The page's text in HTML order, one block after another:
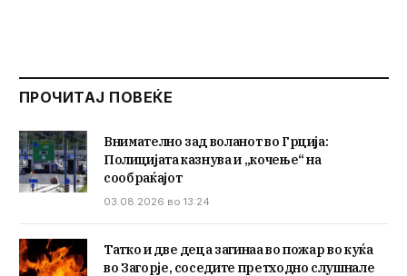
ПРОЧИТАЈ ПОВЕЌЕ
Внимателно зад воланот во Грција:
Полицијата казнува и „кочење“ на
сообраќајот
03.08.2026 во 13:24
Татко и две деца загинаа во пожар во куќа
во Загорје, соседите претходно слушнале